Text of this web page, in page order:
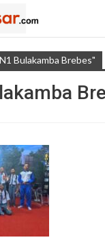
Bulakamba Brebes"